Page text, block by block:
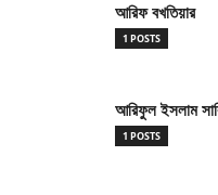
আরিফ বখতিয়ার
1 POSTS
আরিফুল ইসলাম
1 POSTS